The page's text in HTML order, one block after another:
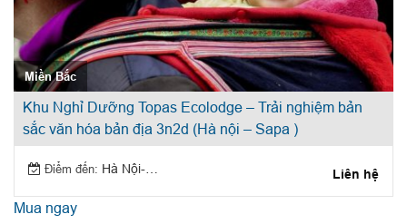
Miền Bắc
Khu Nghỉ Dưỡng Topas Ecolodge – Trải nghiệm bản
sắc văn hóa bản địa 3n2d (Hà nội – Sapa )
Điểm đến: Hà Nội-Sapa Liên hệ
Mua ngay